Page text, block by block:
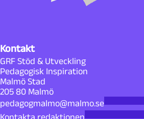
Kontakt
GRF Stöd & Utveckling
Pedagogisk Inspiration
Malmö Stad
205 80 Malmö
pedagogmalmo@malmo.se
Kontakta redaktionen